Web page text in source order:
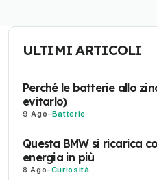
ULTIMI ARTICOLI
Perché le batterie allo
evitarlo)
9 Ago-Batterie
Questa BMW si ricarica
energia in più
8 Ago-Curiosità